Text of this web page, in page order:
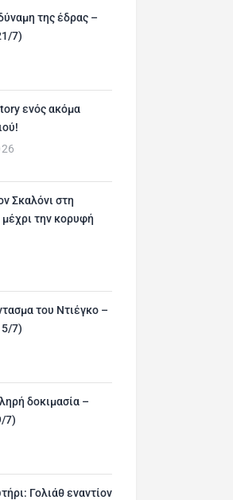
της έδρας –
7)
ενός ακόμα
Σκαλόνι στη
την κορυφή
του Ντιέγκο –
7)
δοκιμασία –
7)
Γολιάθ εναντίον